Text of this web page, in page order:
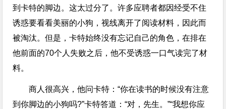
到卡特的脚边。这太过分了。许多应聘者都因经受不住
诱惑要看看美丽的小狗，视线离开了阅读材料，因此而
被淘汰。但是，卡特始终没有忘记自己的角色，在排在
他前面的70个人失败之后，他不受诱惑一口气读完了材
料。
商人很高兴，他问卡特：“你在读书的时候没有注意
到你脚边的小狗吗?”卡特答道：“对，先生。”“我想你应